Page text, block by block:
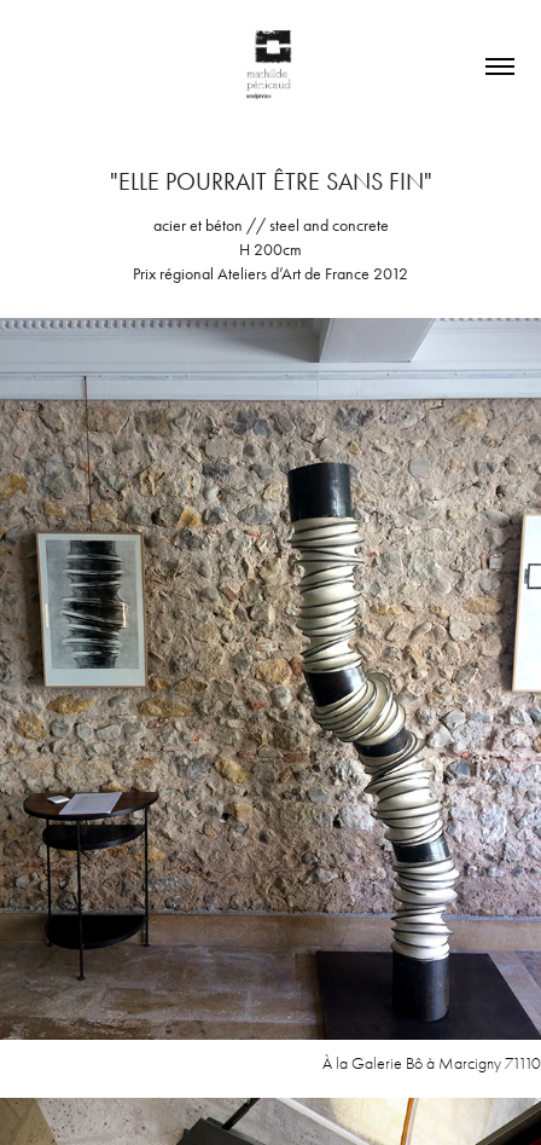
"ELLE POURRAIT ÊTRE SANS FIN"
acier et béton // steel and concrete
H 200cm
Prix régional Ateliers d’Art de France 2012
À la Galerie Bô à Marcigny 71110